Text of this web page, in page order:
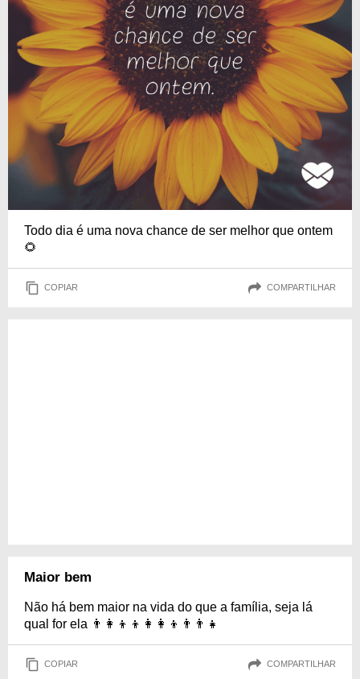
Todo dia é uma nova chance de ser melhor que ontem
🌻
COPIAR COMPARTILHAR
Maior bem
Não há bem maior na vida do que a família, seja lá
qual for ela 👨‍👩‍👦‍👦👩‍👩‍👦👨‍👨‍👧
COPIAR COMPARTILHAR